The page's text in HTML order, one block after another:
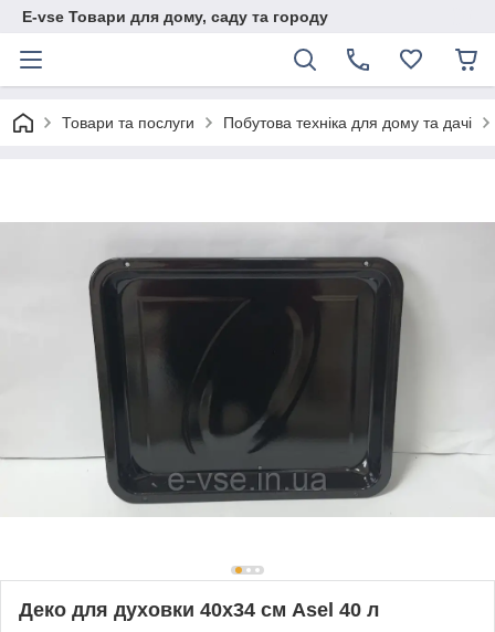
E-vse Товари для дому, саду та городу
Товари та послуги Побутова техніка для дому та дачі
Деко для духовки 40х34 см Asel 40 л